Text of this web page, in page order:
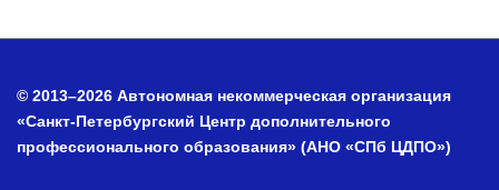
© 2013–2026 Автономная некоммерческая организация
«Санкт-Петербургский Центр дополнительного
профессионального образования» (АНО «СПб ЦДПО»)